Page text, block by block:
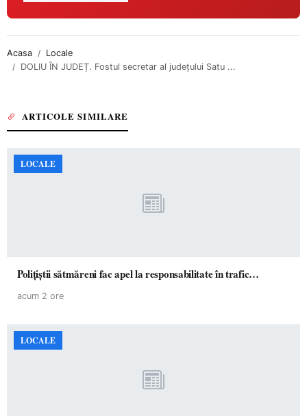
Acasa
Locale
DOLIU ÎN JUDEȚ. Fostul secretar al județului Satu ...
ARTICOLE SIMILARE
LOCALE
Polițiștii sătmăreni fac apel la responsabilitate în trafic…
acum 2 ore
LOCALE